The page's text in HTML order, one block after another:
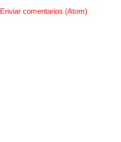
Enviar comentarios (Atom)